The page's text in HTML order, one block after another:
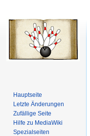
Hauptseite
Letzte Änderungen
Zufällige Seite
Hilfe zu MediaWiki
Spezialseiten